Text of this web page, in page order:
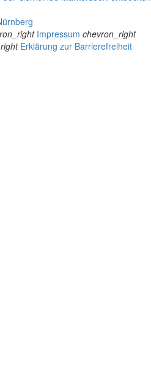
Impressum chevron_right
Erklärung zur Barrierefreiheit